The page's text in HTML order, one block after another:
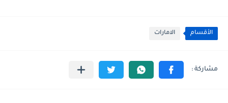
الأقسام الامارات